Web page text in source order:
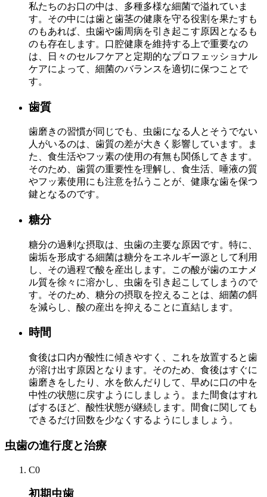
私たちのお口の中は、多種多様な細菌で溢れていま
す。その中には歯と歯茎の健康を守る役割を果たすも
のもあれば、虫歯や歯周病を引き起こす原因となるも
のも存在します。口腔健康を維持する上で重要なの
は、日々のセルフケアと定期的なプロフェッショナル
ケアによって、細菌のバランスを適切に保つことで
す。
歯質
歯磨きの習慣が同じでも、虫歯になる人とそうでない
人がいるのは、歯質の差が大きく影響しています。ま
た、食生活やフッ素の使用の有無も関係してきます。
そのため、歯質の重要性を理解し、食生活、唾液の質
やフッ素使用にも注意を払うことが、健康な歯を保つ
鍵となるのです。
糖分
糖分の過剰な摂取は、虫歯の主要な原因です。特に、
歯垢を形成する細菌は糖分をエネルギー源として利用
し、その過程で酸を産出します。この酸が歯のエナメ
ル質を徐々に溶かし、虫歯を引き起こしてしまうので
す。そのため、糖分の摂取を控えることは、細菌の餌
を減らし、酸の産出を抑えることに直結します。
時間
食後は口内が酸性に傾きやすく、これを放置すると歯
が溶け出す原因となります。そのため、食後はすぐに
歯磨きをしたり、水を飲んだりして、早めに口の中を
中性の状態に戻すようにしましょう。また間食はすれ
ばするほど、酸性状態が継続します。間食に関しても
できるだけ回数を少なくするようにしましょう。
虫歯の進行度と治療
C0
初期虫歯